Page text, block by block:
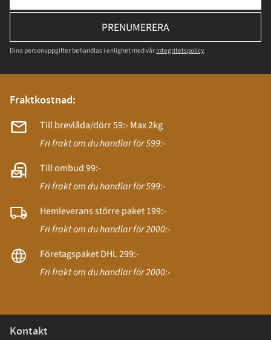
PRENUMERERA
Dina personuppgifter behandlas i enlighet med vår integritetspolicy.
Fraktkostnad:
Till brevlåda/dörr 59:- Max 2kg
Fri frakt om du handlar för 599:-
Till ombud 99:-
Fri frakt om du handlar för 599:-
Hemleverans större paket 199:-
Fri frakt om du handlar för 2000:-
Företagspaket DHL 299:-
Fri frakt om du handlar för 2000:-
Kontakt